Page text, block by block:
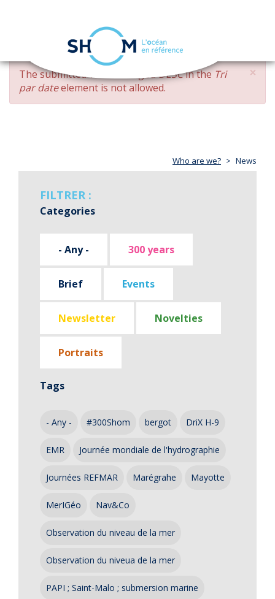
Skip
main
content
navigation
×
ERROR
MESSAGE
The submitted value changed DESCin the Tri
par dateelement is not allowed.
Who are we? News
FILTRER :
Categories
- Any - 300 years
Brief Events
Newsletter Novelties
Portraits
Tags
- Any - #300Shom bergot DriX H-9
EMR Journée mondiale de l'hydrographie
Journées REFMAR Marégrahe Mayotte
MerIGéo Nav&Co
Observation du niveau de la mer
Observation du niveua de la mer
PAPI ; Saint-Malo ; submersion marine